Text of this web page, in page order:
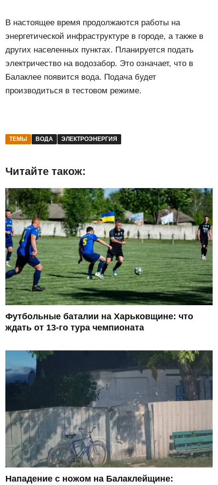
В настоящее время продолжаются работы на
энергетической инфраструктуре в городе, а также в
других населенных пунктах. Планируется подать
электричество на водозабор. Это означает, что в
Балаклее появится вода. Подача будет
производиться в тестовом режиме.
ТЕМЫ ВОДА ЭЛЕКТРОЭНЕРГИЯ
Читайте також:
Футбольные баталии на Харьковщине: что
ждать от 13-го тура чемпионата
Нападение с ножом на Балаклейщине: